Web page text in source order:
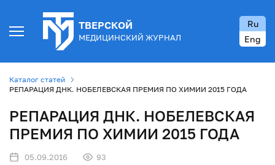
ТВЕРСКОЙ
МЕДИЦИНСКИЙ ЖУРНАЛ
Ru
Eng
Каталог статей
РЕПАРАЦИЯ ДНК. НОБЕЛЕВСКАЯ ПРЕМИЯ ПО ХИМИИ 2015 ГОДА
РЕПАРАЦИЯ ДНК. НОБЕЛЕВСКАЯ
ПРЕМИЯ ПО ХИМИИ 2015 ГОДА
05.09.2016 93